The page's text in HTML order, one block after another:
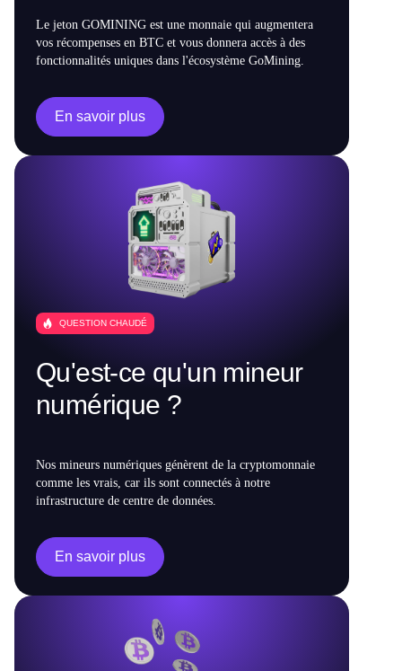
Le jeton GOMINING est une monnaie qui augmentera
vos récompenses en BTC et vous donnera accès à des
fonctionnalités uniques dans l'écosystème GoMining.
En savoir plus
QUESTION CHAUDÉ
Qu'est-ce qu'un mineur
numérique ?
Nos mineurs numériques génèrent de la cryptomonnaie
comme les vrais, car ils sont connectés à notre
infrastructure de centre de données.
En savoir plus